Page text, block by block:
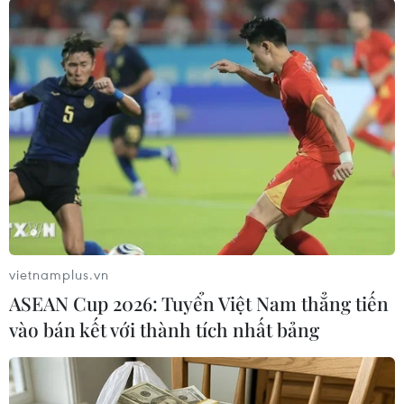
#Hội đồng Nhân dân tỉnh Nghệ An
#Thu hồi đất
#Dự án trọng điểm
#Sử dụng đất Nghệ An
Theo dõi VietnamPlus
vietnamplus.vn
ASEAN Cup 2026: Tuyển Việt Nam thẳng tiến
vào bán kết với thành tích nhất bảng